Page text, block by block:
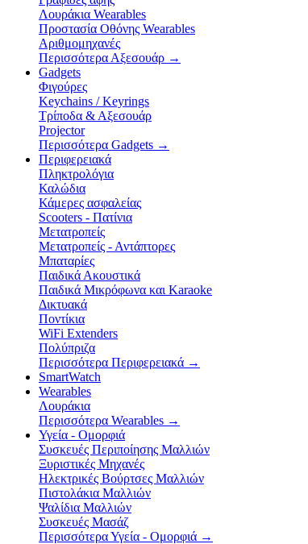
Λουράκια Wearables
Προστασία Οθόνης Wearables
Αριθμομηχανές
Περισσότερα Αξεσουάρ →
Gadgets
Φιγούρες
Keychains / Keyrings
Τρίποδα & Αξεσουάρ
Projector
Περισσότερα Gadgets →
Περιφερειακά
Πληκτρολόγια
Καλώδια
Κάμερες ασφαλείας
Scooters - Πατίνια
Μετατροπείς
Μετατροπείς - Αντάπτορες
Μπαταρίες
Παιδικά Ακουστικά
Παιδικά Μικρόφωνα και Karaoke
Δικτυακά
Ποντίκια
WiFi Extenders
Πολύπριζα
Περισσότερα Περιφερειακά →
SmartWatch
Wearables
Λουράκια
Περισσότερα Wearables →
Υγεία - Ομορφιά
Συσκευές Περιποίησης Μαλλιών
Ξυριστικές Μηχανές
Ηλεκτρικές Βούρτσες Μαλλιών
Πιστολάκια Μαλλιών
Ψαλίδια Μαλλιών
Συσκευές Μασάζ
Περισσότερα Υγεία - Ομορφιά →